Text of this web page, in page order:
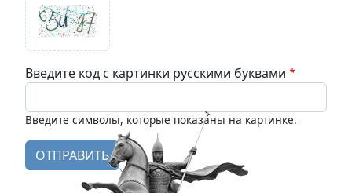
Введите код с картинки русскими буквами
Введите символы, которые показаны на картинке.